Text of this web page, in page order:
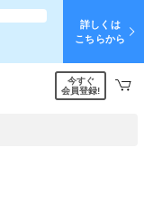
詳しくは
こちらから
今すぐ
会員登録!